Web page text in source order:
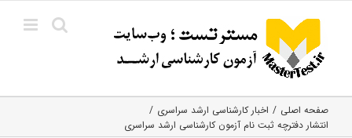
content
صفحه اصلی
اخبار کارشناسی ارشد سراسری
انتشار دفترچه ثبت نام آزمون کارشناسی ارشد سراسری